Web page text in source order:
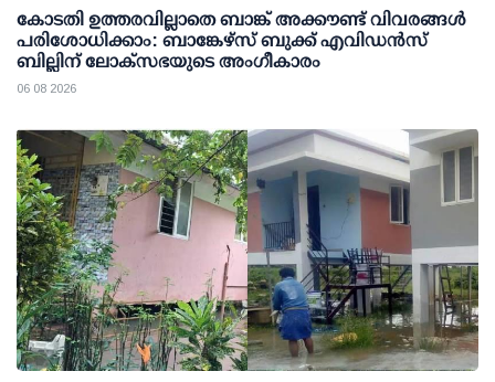
കോടതി ഉത്തരവില്ലാതെ ബാങ്ക് അക്കൗണ്ട് വിവരങ്ങള്‍
പരിശോധിക്കാം: ബാങ്കേഴ്സ് ബുക്ക് എവിഡന്‍സ്
ബില്ലിന് ലോക്സഭയുടെ അംഗീകാരം
06 08 2026